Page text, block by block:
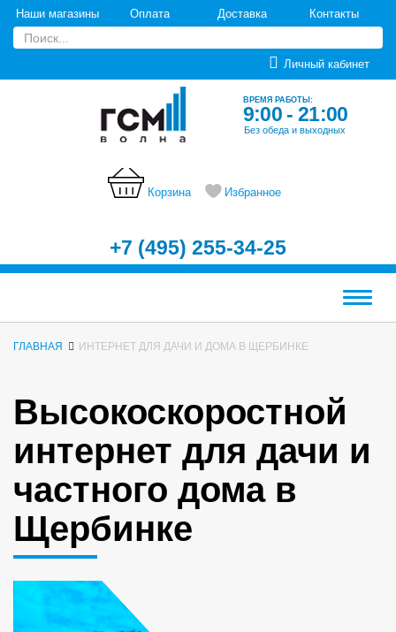
Наши магазины Оплата Доставка Контакты
Личный кабинет
ВРЕМЯ РАБОТЫ:
9:00 - 21:00
Без обеда и выходных
Корзина Избранное
+7 (495) 255-34-25
Меню
ГЛАВНАЯ ИНТЕРНЕТ ДЛЯ ДАЧИ И ДОМА В ЩЕРБИНКЕ
Высокоскоростной
интернет для дачи и
частного дома в
Щербинке